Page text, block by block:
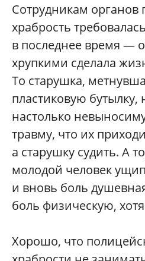
Сотрудникам органов
храбрость
в последнее время —
хрупкими сделала
То старушка,
пластиковую бутылку,
настолько
травму, что их
а старушку судить. А
молодой человек
и вновь боль
боль физическую,
Хорошо, что